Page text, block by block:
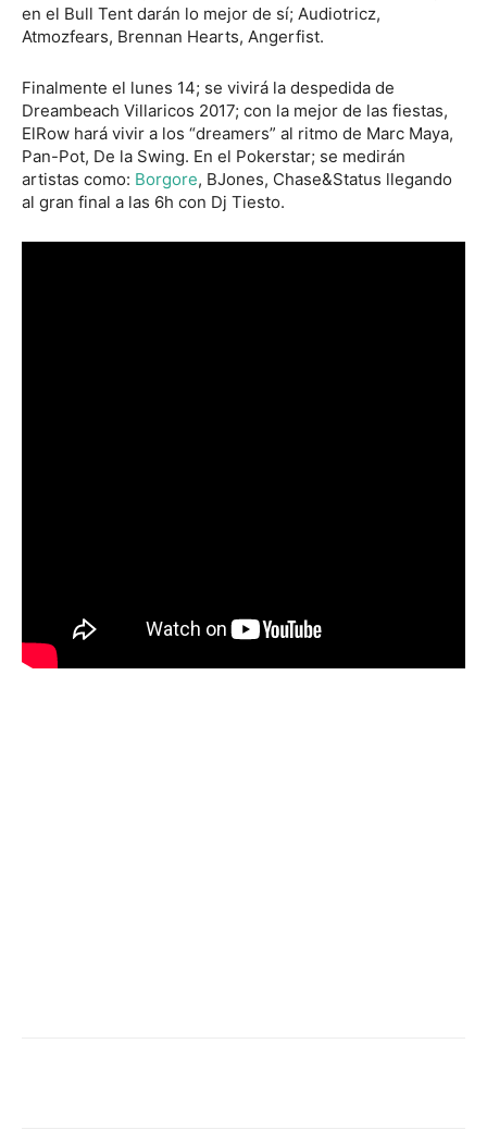
en el Bull Tent darán lo mejor de sí; Audiotricz,
Atmozfears, Brennan Hearts, Angerfist.
Finalmente el lunes 14; se vivirá la despedida de
Dreambeach Villaricos 2017; con la mejor de las fiestas,
ElRow hará vivir a los “dreamers” al ritmo de Marc Maya,
Pan-Pot, De la Swing. En el Pokerstar; se medirán
artistas como: Borgore, BJones, Chase&Status llegando
al gran final a las 6h con Dj Tiesto.